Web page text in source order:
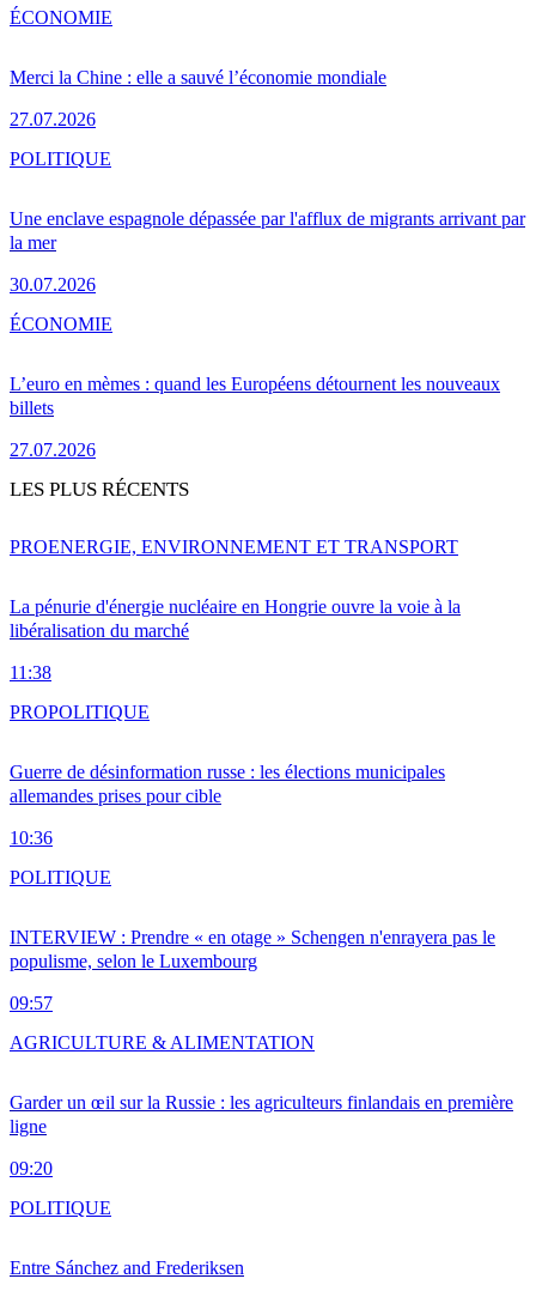
Merci la Chine : elle a sauvé l’économie mondiale
27.07.2026
ÉCONOMIE
Une enclave espagnole dépassée par l'afflux de migrants arrivant par
la mer
30.07.2026
POLITIQUE
L’euro en mèmes : quand les Européens détournent les nouveaux
billets
27.07.2026
ÉCONOMIE
LES PLUS RÉCENTS
La pénurie d'énergie nucléaire en Hongrie ouvre la voie à la
libéralisation du marché
11:38
PROENERGIE, ENVIRONNEMENT ET TRANSPORT
Guerre de désinformation russe : les élections municipales
allemandes prises pour cible
10:36
PROPOLITIQUE
INTERVIEW : Prendre « en otage » Schengen n'enrayera pas le
populisme, selon le Luxembourg
09:57
POLITIQUE
Garder un œil sur la Russie : les agriculteurs finlandais en première
ligne
09:20
AGRICULTURE & ALIMENTATION
Entre Sánchez and Frederiksen
POLITIQUE